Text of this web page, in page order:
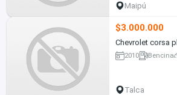
Maipú
$3.000.000
Chevrolet corsa
2010 Bencina
Talca